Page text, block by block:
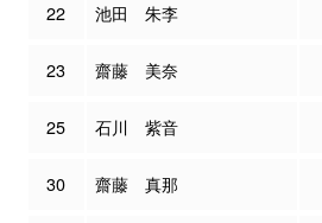
22 池田 朱李
23 齋藤 美奈
25 石川 紫音
30 齋藤 真那